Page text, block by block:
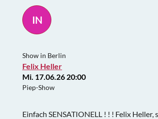
IN
Show in Berlin
Felix Heller
Mi. 17.06.26 20:00
Piep-Show
Einfach SENSATIONELL ! ! ! Felix